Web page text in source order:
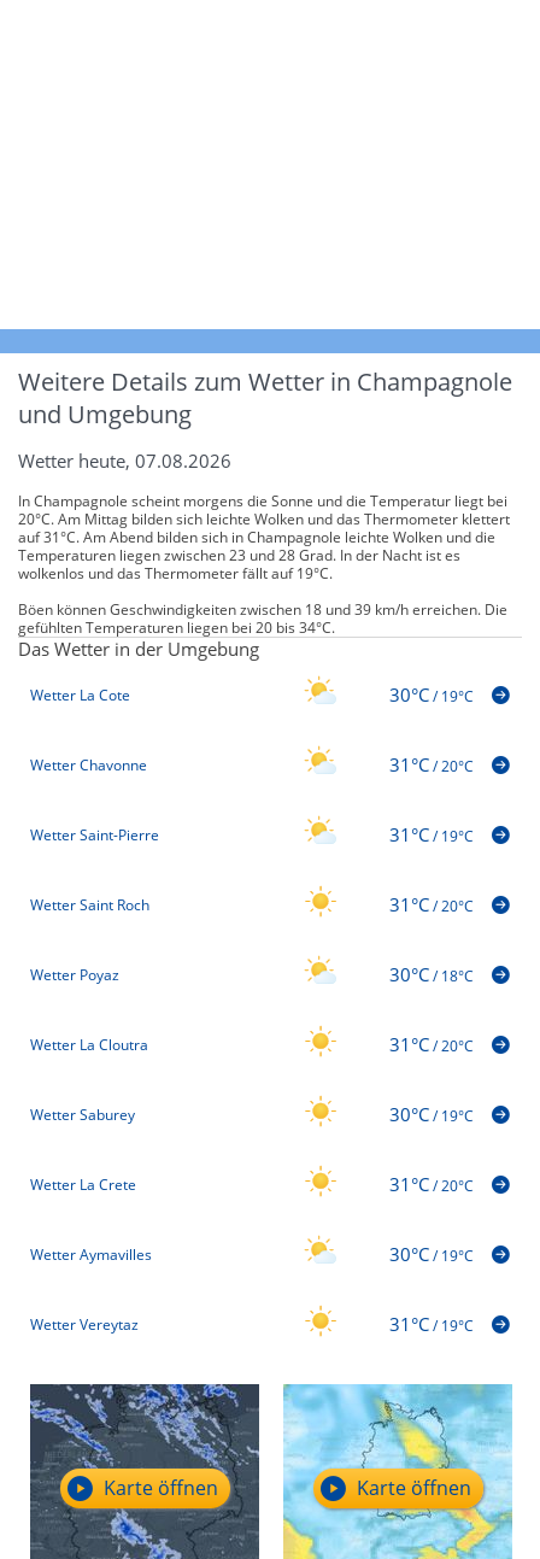
Weitere Details zum Wetter in Champagnole
und Umgebung
Wetter heute, 07.08.2026
In Champagnole scheint morgens die Sonne und die Temperatur liegt bei
20°C. Am Mittag bilden sich leichte Wolken und das Thermometer klettert
auf 31°C. Am Abend bilden sich in Champagnole leichte Wolken und die
Temperaturen liegen zwischen 23 und 28 Grad. In der Nacht ist es
wolkenlos und das Thermometer fällt auf 19°C.
Böen können Geschwindigkeiten zwischen 18 und 39 km/h erreichen. Die
gefühlten Temperaturen liegen bei 20 bis 34°C.
Das Wetter in der Umgebung
Wetter La Cote 30°C/19°C
Wetter Chavonne 31°C/20°C
Wetter Saint-Pierre 31°C/19°C
Wetter Saint Roch 31°C/20°C
Wetter Poyaz 30°C/18°C
Wetter La Cloutra 31°C/20°C
Wetter Saburey 30°C/19°C
Wetter La Crete 31°C/20°C
Wetter Aymavilles 30°C/19°C
Wetter Vereytaz 31°C/19°C
Karte öffnen Karte öffnen